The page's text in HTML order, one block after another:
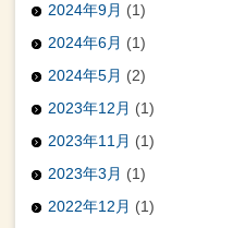
2024年9月 (1)
2024年6月 (1)
2024年5月 (2)
2023年12月 (1)
2023年11月 (1)
2023年3月 (1)
2022年12月 (1)